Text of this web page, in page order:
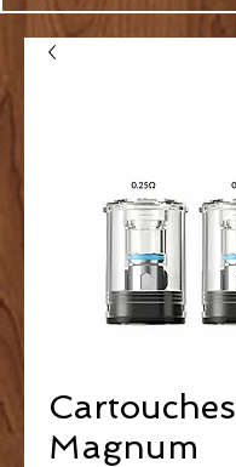
Cartouches
Magnum